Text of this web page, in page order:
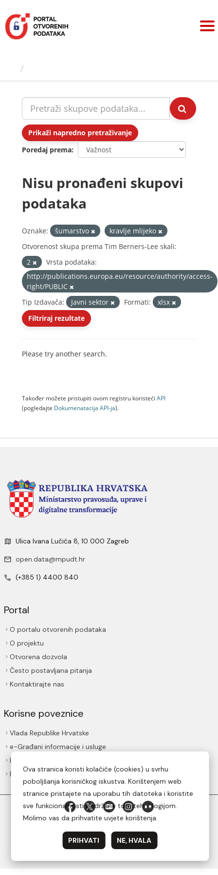
sadržaj
Prikaži napredno pretraživanje
Poredaj prema
Nisu pronađeni skupovi
podataka
Oznake: šumarstvo
kravlje mlijeko
Otvorenost skupa prema Tim Berners-Lee skali:
2
Vrsta podataka:
http://publications.europa.eu/resource/authority/access-
right/PUBLIC
Tip Izdavača:
Javni sektor Formati:
xlsx
Filtriraj rezultate
Please try another search.
Također možete pristupiti ovom registru koristeći API
(pogledajte Dokumenаtаcijа API-jа).